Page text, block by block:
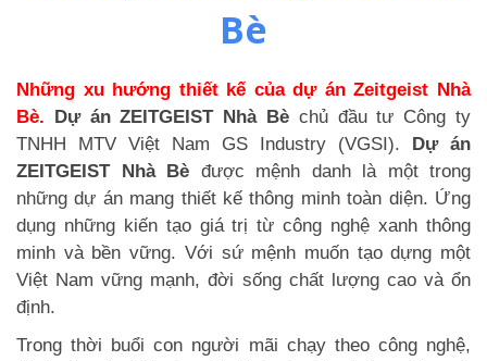
Bè
Những xu hướng thiết kế của dự án Zeitgeist Nhà
Bè. Dự án ZEITGEIST Nhà Bè chủ đầu tư Công ty
TNHH MTV Việt Nam GS Industry (VGSI). Dự án
ZEITGEIST Nhà Bè được mệnh danh là một trong
những dự án mang thiết kế thông minh toàn diện. Ứng
dụng những kiến tạo giá trị từ công nghệ xanh thông
minh và bền vững. Với sứ mệnh muốn tạo dựng một
Việt Nam vững mạnh, đời sống chất lượng cao và ổn
định.
Trong thời buổi con người mãi chạy theo công nghệ,